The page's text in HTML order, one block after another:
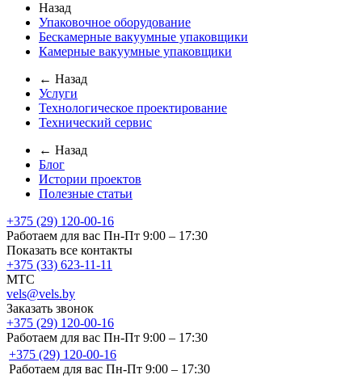
Назад
Упаковочное оборудование
Бескамерные вакуумные упаковщики
Камерные вакуумные упаковщики
← Назад
Услуги
Технологическое проектирование
Технический сервис
← Назад
Блог
Истории проектов
Полезные статьи
+375 (29) 120-00-16
Работаем для вас Пн-Пт 9:00 – 17:30
Показать все контакты
+375 (33) 623-11-11
MTC
vels@vels.by
Заказать звонок
+375 (29) 120-00-16
Работаем для вас Пн-Пт 9:00 – 17:30
+375 (29) 120-00-16
Работаем для вас Пн-Пт 9:00 – 17:30